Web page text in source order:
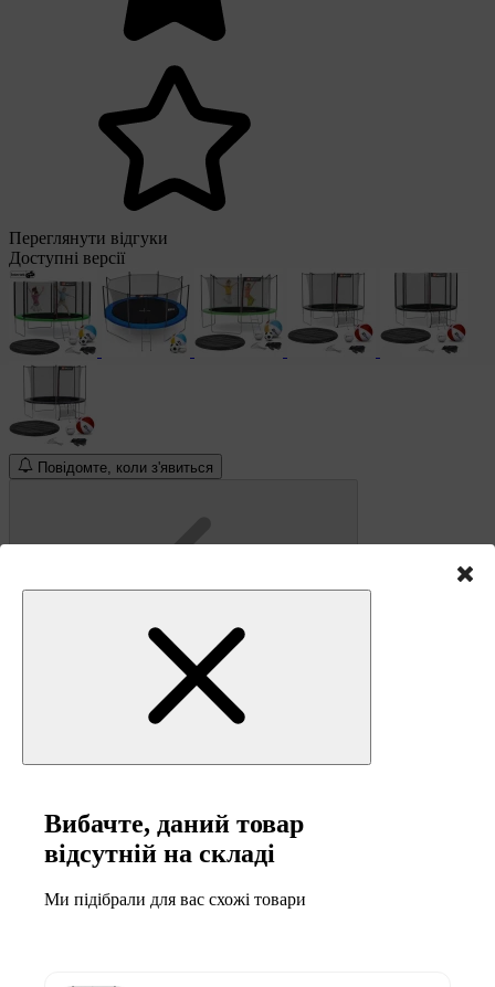
Переглянути відгуки
Доступні версії
Повідомте, коли з'явиться
5 міс
Вибачте, даний товар
відсутній на складі
Ми підібрали для вас схожі товари